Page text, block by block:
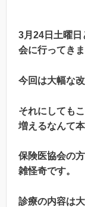
3月24日土曜日
会に行ってきま
今回は大幅な改
それにしても
増えるなんて
保険医協会の
雑怪奇です。
診療の内容は